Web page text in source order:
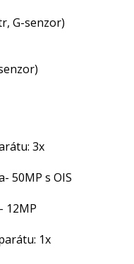
G-senzor)
3x
50MP s OIS
12MP
1x